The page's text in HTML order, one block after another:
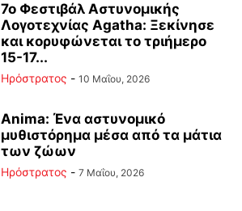
7ο Φεστιβάλ Αστυνομικής
Λογοτεχνίας Agatha: Ξεκίνησε
και κορυφώνεται το τριήμερο
15-17...
Ηρόστρατος - 10 Μαΐου, 2026
Anima: Ένα αστυνομικό
μυθιστόρημα μέσα από τα μάτια
των ζώων
Ηρόστρατος - 7 Μαΐου, 2026